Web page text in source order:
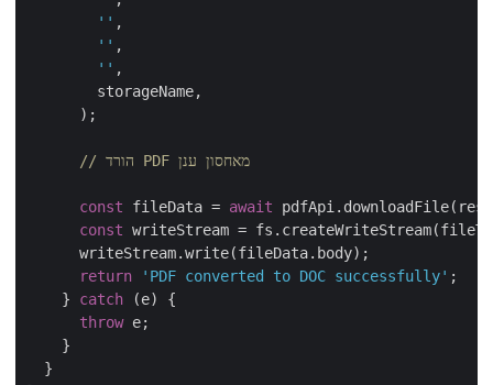
'' ,
'' ,
'' ,
        storageName,
      );
// הורד PDF מאחסון ענן
const fileData = await
const writeStream =
      writeStream.write(fileData.body);
return
'PDF converted to DOC successfully' ;
    }
catch (e) {
throw e;
    }
  }